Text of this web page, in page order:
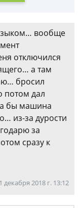
вообще
отключился
а там
бросил
потом дал
бы машина
из-за дурости
за
сразу к
1 декабря 2018 г. 13:12